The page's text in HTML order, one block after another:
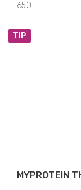
650...
TIP
MYPROTEIN